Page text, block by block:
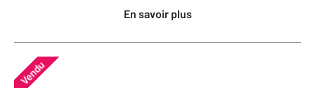
En savoir plus
Vendu